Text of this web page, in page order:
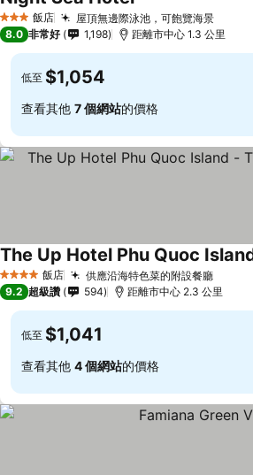
3 星級 飯店 屋頂無邊際泳池，可飽覽海景
8.0 非常好 1,198 距離市中心 1.3 公里
低至 $1,054
查看其他 7 個網站的價格
4 星級 飯店 供應沿海特色菜的附設餐廳
9.2 超級讚 594 距離市中心 2.3 公里
低至 $1,041
查看其他 4 個網站的價格